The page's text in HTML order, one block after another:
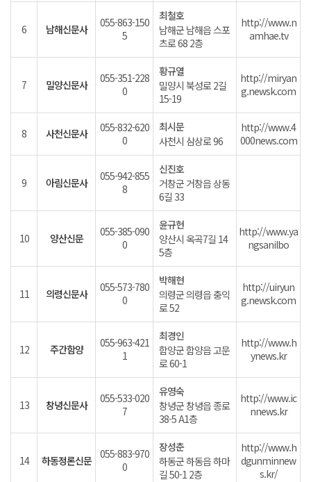
6 남해신문사
055-863-150
5
최철호
남해군 남해읍 스포
츠로 68 2층
http://www.n
amhae.tv
7 밀양신문사
055-351-228
0
황규열
밀양시 북성로 2길
15-19
http://miryan
g.newsk.com
8 사천신문사
055-832-620
0
최시문
사천시 삼상로 96
http://www.4
000news.com
9 아림신문사
055-942-855
8
신진호
거창군 거창읍 상동
6길 33
10 양산신문
055-385-090
0
윤규현
양산시 옥곡7길 14
5층
http://www.ya
ngsanilbo
11 의령신문사
055-573-780
0
박해현
의령군 의령읍 충익
로 52
http://uiryun
g.newsk.com
12 주간함양
055-963-421
1
최경인
함양군 함양읍 고문
로 60-1
http://www.h
ynews.kr
13 창녕신문사
055-533-020
7
유영숙
창녕군 창녕읍 종로
38-5 A1층
http://www.ic
nnews.kr
14 하동정론신문
055-883-970
0
장성춘
하동군 하동읍 하마
길 50-1 2층
http://www.h
dgunminnew
s.kr/